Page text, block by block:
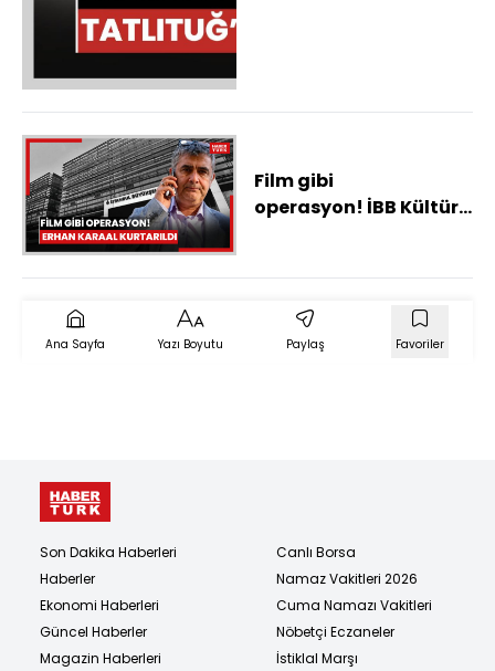
Film gibi
operasyon! İBB Kültür
Karaal kurtarıldı
Ana Sayfa Yazı Boyutu Paylaş Favoriler
Son Dakika Haberleri
Haberler
Ekonomi Haberleri
Güncel Haberler
Magazin Haberleri
Canlı Borsa
Namaz Vakitleri 2026
Cuma Namazı Vakitleri
Nöbetçi Eczaneler
İstiklal Marşı